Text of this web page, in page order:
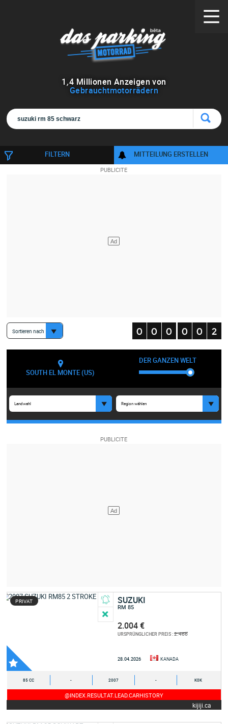
1 ,4 Millionen Anzeigen von
Gebrauchtmotorrädern
FILTERN MITTEILUNG ERSTELLEN
Sortieren nach
SOUTH EL MONTE (US)
DER GANZEN WELT
Landwahl Region wählen
PRIVAT SUZUKI
RM 85
2.004 €
URSPRÜNGLICHER PREIS :2.466
28.04.2026 KANADA
85 CC - 2007 - K0K
@INDEX.RESULTAT.LEAD.CARHISTORY
kijiji.ca